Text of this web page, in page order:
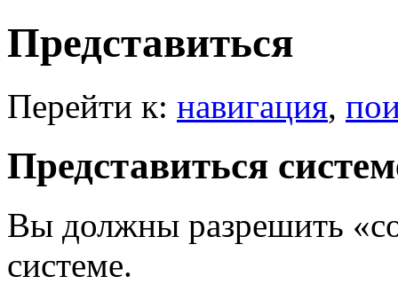
Представиться
Перейти к: навигация,
Представиться
Вы должны разрешить
системе.